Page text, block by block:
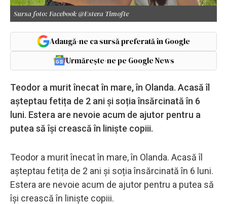
Sursa foto: Facebook @Estera Timofte
Adaugă-ne ca sursă preferată în Google
Urmărește-ne pe Google News
Teodor a murit înecat în mare, în Olanda. Acasă îl
așteptau fetița de 2 ani și soția însărcinată în 6
luni. Estera are nevoie acum de ajutor pentru a
putea să își crească în liniște copiii.
Teodor a murit înecat în mare, în Olanda. Acasă îl
așteptau fetița de 2 ani și soția însărcinată în 6 luni.
Estera are nevoie acum de ajutor pentru a putea să
își crească în liniște copiii.